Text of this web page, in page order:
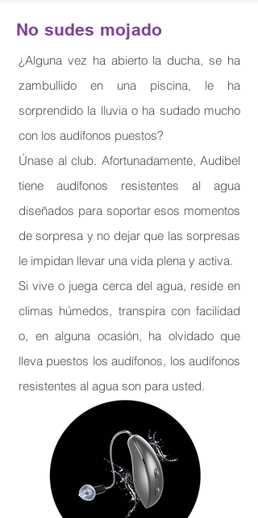
No sudes mojado
¿Alguna vez ha abierto la ducha, se ha
zambullido en una piscina, le ha
sorprendido la lluvia o ha sudado mucho
con los audífonos puestos?
Únase al club. Afortunadamente, Audibel
tiene audífonos resistentes al agua
diseñados para soportar esos momentos
de sorpresa y no dejar que las sorpresas
le impidan llevar una vida plena y activa.
Si vive o juega cerca del agua, reside en
climas húmedos, transpira con facilidad
o, en alguna ocasión, ha olvidado que
lleva puestos los audífonos, los audífonos
resistentes al agua son para usted.